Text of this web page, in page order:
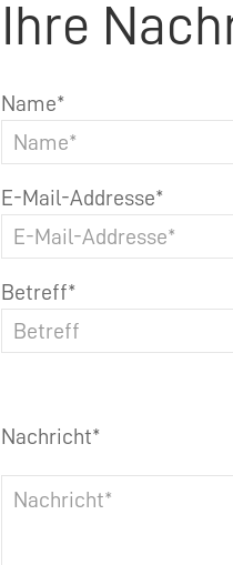
Ihre
Name*
E-Mail-Addresse*
Betreff*
Nachricht*